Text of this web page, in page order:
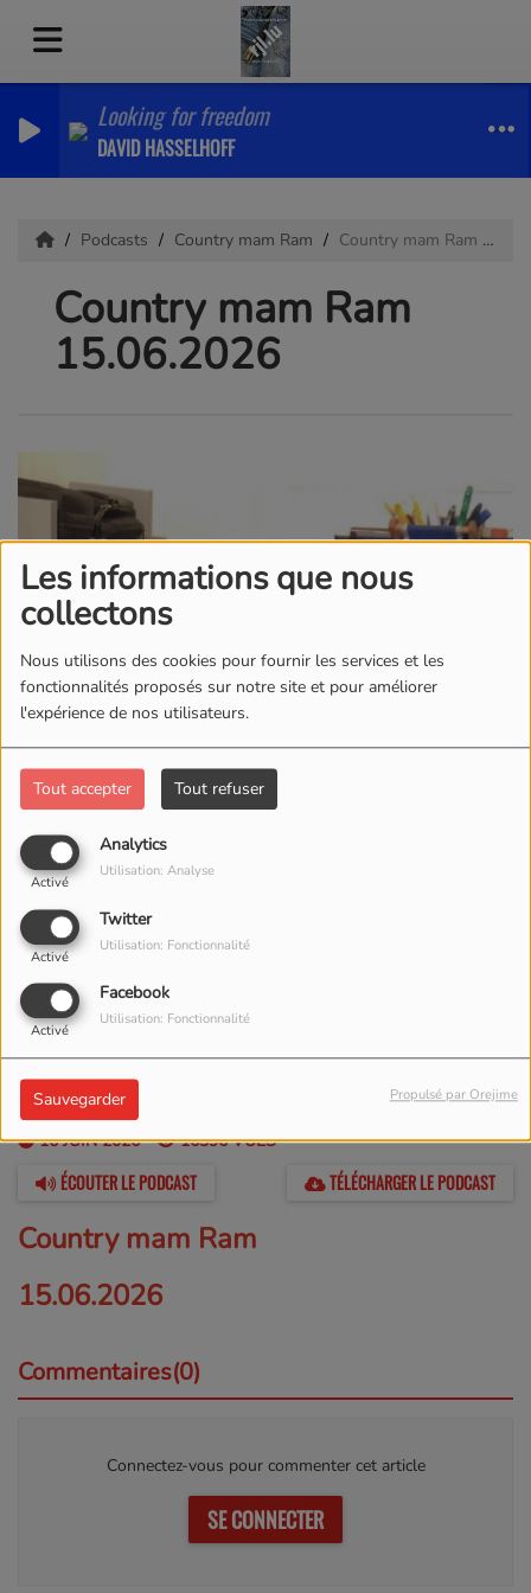
Les informations que nous
collectons
Nous utilisons des cookies pour fournir les services et les
fonctionnalités proposés sur notre site et pour améliorer
l'expérience de nos utilisateurs.
Tout accepter Tout refuser
Analytics
Activé
Utilisation: Analyse
Twitter
Activé
Utilisation: Fonctionnalité
Facebook
Activé
Utilisation: Fonctionnalité
Sauvegarder Propulsé par Orejime
Looking for freedom
DAVID HASSELHOFF
Podcasts Country mam Ram Country mam Ram 15.06.2026
Country mam Ram
15.06.2026
16 JUIN 2026 - 16396 VUES
ÉCOUTER LE PODCAST TÉLÉCHARGER LE PODCAST
Country mam Ram
15.06.2026
Commentaires(0)
Connectez-vous pour commenter cet article
SE CONNECTER